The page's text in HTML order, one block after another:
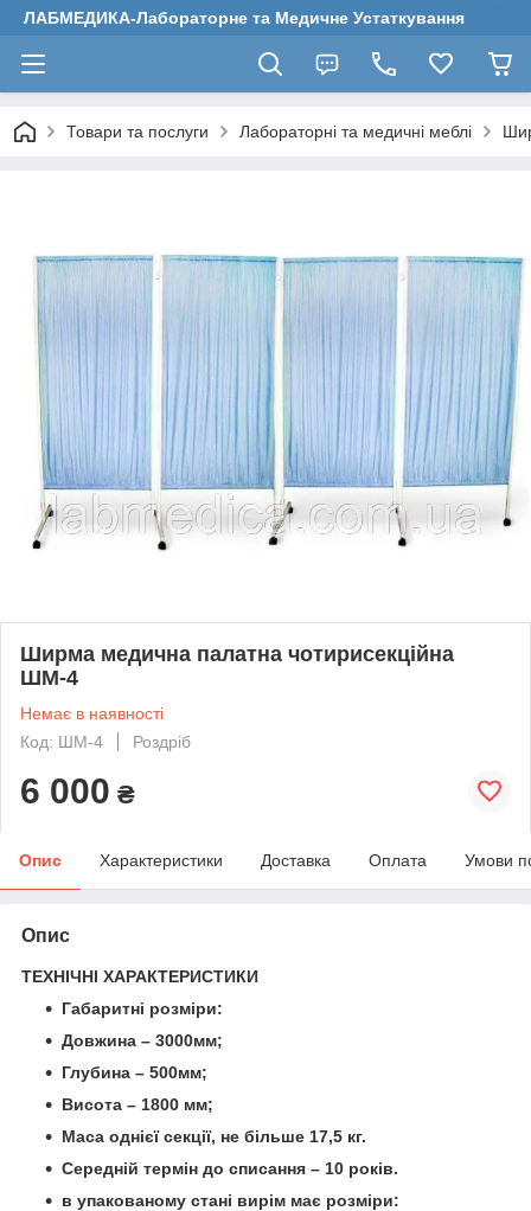
ЛАБМЕДИКА-Лабораторне та Медичне Устаткування
Товари та послуги Лабораторні та медичні меблі
Ширма медична палатна чотирисекційна
ШМ-4
Немає в наявності
Код: ШМ-4
Роздріб
6 000 ₴
Опис Характеристики Доставка Оплата Умови
Опис
ТЕХНIЧНI ХАРАКТЕРИСТИКИ
Габаритні розміри:
Довжина – 3000мм;
Глубина – 500мм;
Висота – 1800 мм;
Маса однієї секції, не більше 17,5 кг.
Середній термін до списання – 10 років.
в упакованому стані вирім має розміри: